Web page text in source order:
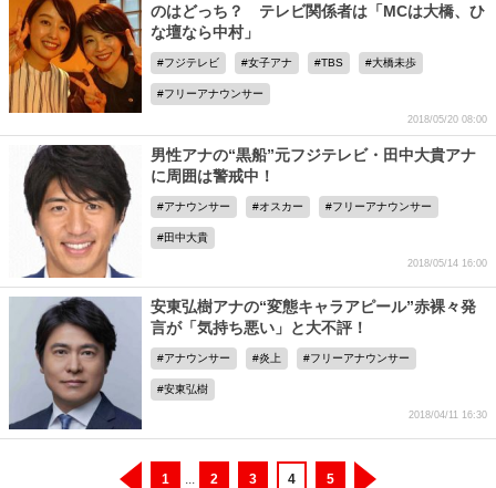
のはどっち？ テレビ関係者は「MCは大橋、ひ
な壇なら中村」
フジテレビ 女子アナ TBS 大橋未歩
フリーアナウンサー
2018/05/20 08:00
男性アナの“黒船”元フジテレビ・田中大貴アナ
に周囲は警戒中！
アナウンサー オスカー フリーアナウンサー
田中大貴
2018/05/14 16:00
安東弘樹アナの“変態キャラアピール”赤裸々発
言が「気持ち悪い」と大不評！
アナウンサー 炎上 フリーアナウンサー
安東弘樹
2018/04/11 16:30
1 ... 2 3 4 5